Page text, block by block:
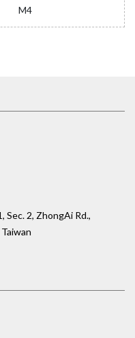
M4
Sec. 2, ZhongAi Rd.,